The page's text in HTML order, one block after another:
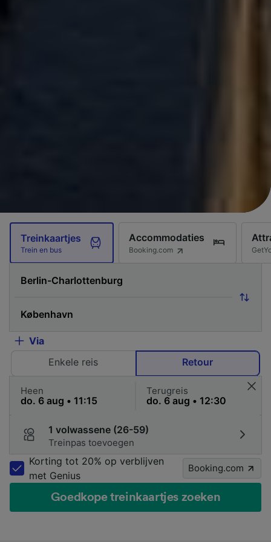
Treinkaartjes
Trein en bus
Accommodaties
Booking.com
Via
Enkele reis
Retour
Heen Terugreis
1 volwassene (26-59)
Treinpas toevoegen
Korting tot 20% op verblijven
met Genius
Booking.com
Goedkope treinkaartjes zoeken